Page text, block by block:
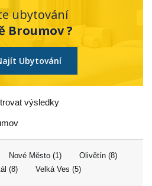
ubytování
Broumov ?
Ubytování
výsledky
Nové Město (1)
Olivětín (8)
(8) Velká Ves (5)